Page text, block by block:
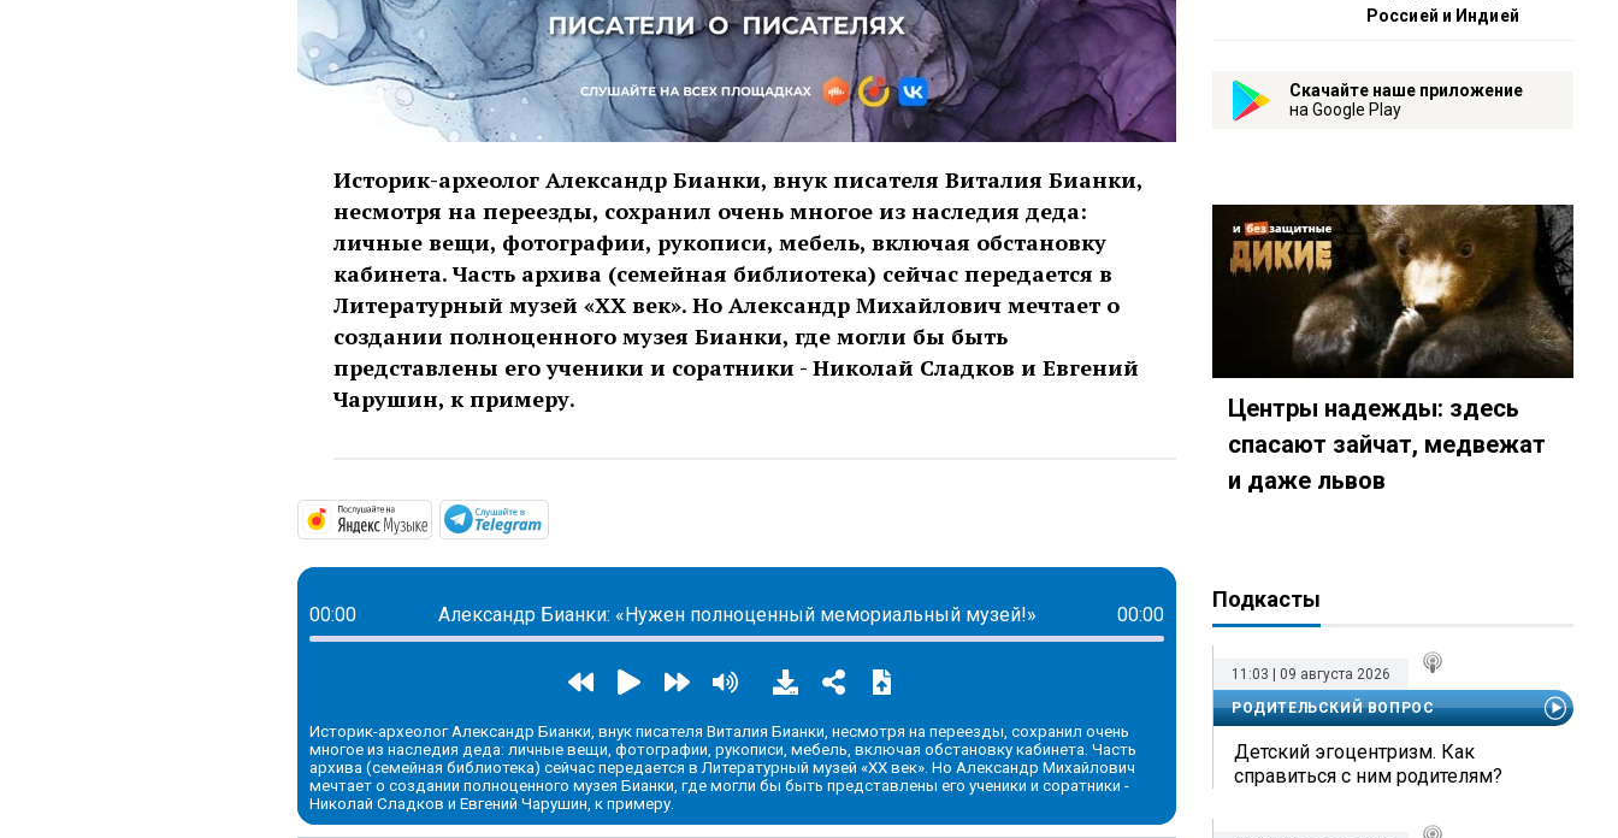
Историк-археолог Александр Бианки, внук писателя Виталия Бианки,
несмотря на переезды, сохранил очень многое из наследия деда:
личные вещи, фотографии, рукописи, мебель, включая обстановку
кабинета. Часть архива (семейная библиотека) сейчас передается в
Литературный музей «ХХ век». Но Александр Михайлович мечтает о
создании полноценного музея Бианки, где могли бы быть
представлены его ученики и соратники - Николай Сладков и Евгений
Чарушин, к примеру.
https://music.yandex.com/album/24604924
00:00 Александр Бианки: «Нужен полноценный мемориальный музей!» 00:00
Историк-археолог Александр Бианки, внук писателя Виталия Бианки, несмотря на переезды, сохранил очень
многое из наследия деда: личные вещи, фотографии, рукописи, мебель, включая обстановку кабинета. Часть
архива (семейная библиотека) сейчас передается в Литературный музей «ХХ век». Но Александр Михайлович
мечтает о создании полноценного музея Бианки, где могли бы быть представлены его ученики и соратники -
Николай Сладков и Евгений Чарушин, к примеру.
Россией и Индией
Скачайте наше приложение
на Google Play
Центры надежды: здесь
спасают зайчат, медвежат
и даже львов
Подкасты
11:03 | 09 августа 2026
РОДИТЕЛЬСКИЙ ВОПРОС
Детский эгоцентризм. Как
справиться с ним родителям?